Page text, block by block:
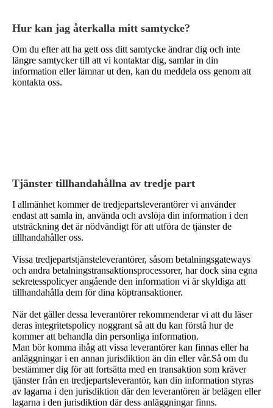
Hur kan jag återkalla mitt samtycke?
Om du efter att ha gett oss ditt samtycke ändrar dig och inte
längre samtycker till att vi kontaktar dig, samlar in din
information eller lämnar ut den, kan du meddela oss genom att
kontakta oss.
Tjänster tillhandahållna av tredje part
I allmänhet kommer de tredjepartsleverantörer vi använder
endast att samla in, använda och avslöja din information i den
utsträckning det är nödvändigt för att utföra de tjänster de
tillhandahåller oss.
Vissa tredjepartstjänsteleverantörer, såsom betalningsgateways
och andra betalningstransaktionsprocessorer, har dock sina egna
sekretesspolicyer angående den information vi är skyldiga att
tillhandahålla dem för dina köptransaktioner.
När det gäller dessa leverantörer rekommenderar vi att du läser
deras integritetspolicy noggrant så att du kan förstå hur de
kommer att behandla din personliga information.
Man bör komma ihåg att vissa leverantörer kan finnas eller ha
anläggningar i en annan jurisdiktion än din eller vår.Så om du
bestämmer dig för att fortsätta med en transaktion som kräver
tjänster från en tredjepartsleverantör, kan din information styras
av lagarna i den jurisdiktion där den leverantören är belägen eller
lagarna i den jurisdiktion där dess anläggningar finns.